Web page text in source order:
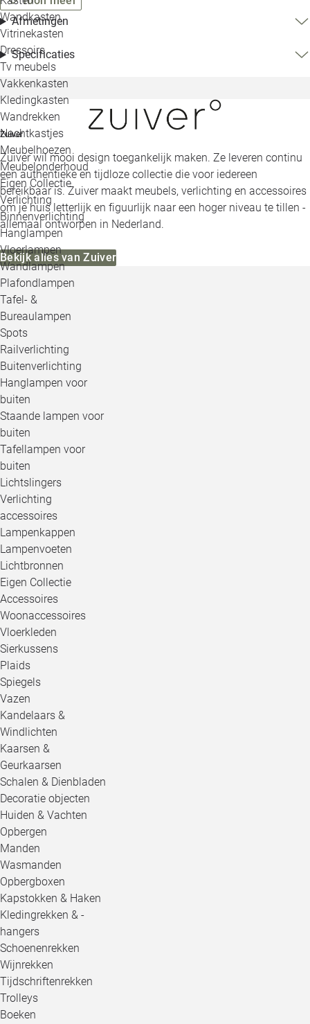
Wandkasten
Vitrinekasten
Dressoirs
Tv meubels
Vakkenkasten
Kledingkasten
Wandrekken
Nachtkastjes
Meubelhoezen
Meubelonderhoud
Eigen Collectie
Verlichting
Binnenverlichting
Hanglampen
Vloerlampen
Wandlampen
Plafondlampen
Tafel- &
Bureaulampen
Spots
Railverlichting
Buitenverlichting
Hanglampen voor
buiten
Staande lampen voor
buiten
Tafellampen voor
buiten
Lichtslingers
Verlichting
accessoires
Lampenkappen
Lampenvoeten
Lichtbronnen
Eigen Collectie
Accessoires
Woonaccessoires
Vloerkleden
Sierkussens
Plaids
Spiegels
Vazen
Kandelaars &
Windlichten
Kaarsen &
Geurkaarsen
Schalen & Dienbladen
Decoratie objecten
Huiden & Vachten
Opbergen
Manden
Wasmanden
Opbergboxen
Kapstokken & Haken
Kledingrekken & -
hangers
Schoenenrekken
Wijnrekken
Tijdschriftenrekken
Trolleys
Boeken
Afmetingen
Specificaties
Zuiver
Zuiver wil mooi design toegankelijk maken. Ze leveren continu
een authentieke en tijdloze collectie die voor iedereen
bereikbaar is. Zuiver maakt meubels, verlichting en accessoires
om je huis letterlijk en figuurlijk naar een hoger niveau te tillen -
allemaal ontworpen in Nederland.
Bekijk alles van Zuiver